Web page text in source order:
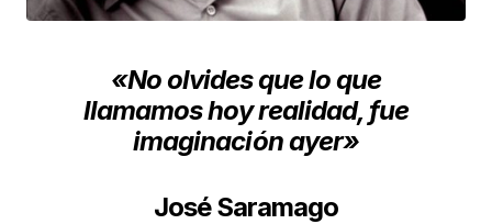
«No olvides que lo que
llamamos hoy realidad, fue
imaginación ayer»
José Saramago